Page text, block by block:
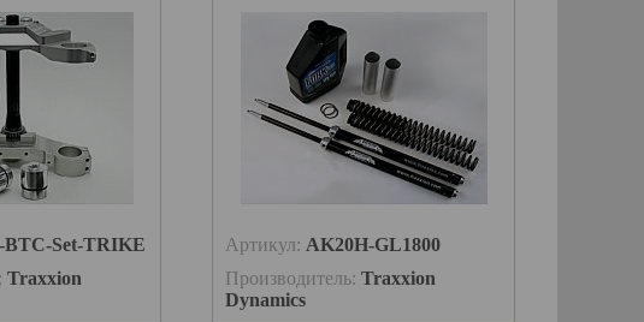
BTC-Set-TRIKE
Traxxion
Артикул: AK20H-GL1800
Производитель: Traxxion
Dynamics